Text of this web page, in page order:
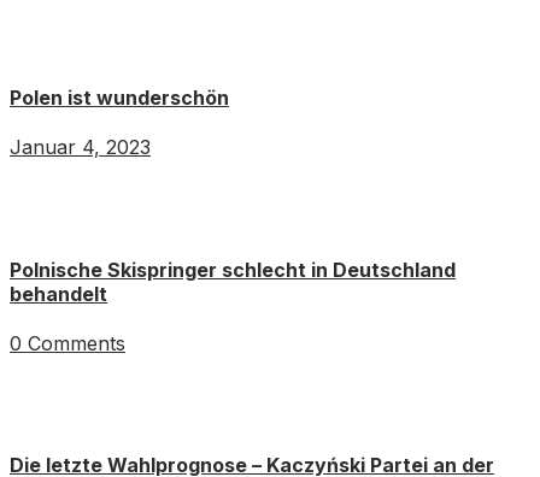
Polen ist wunderschön
Januar 4, 2023
Polnische Skispringer schlecht in Deutschland
behandelt
0 Comments
Die letzte Wahlprognose – Kaczyński Partei an der